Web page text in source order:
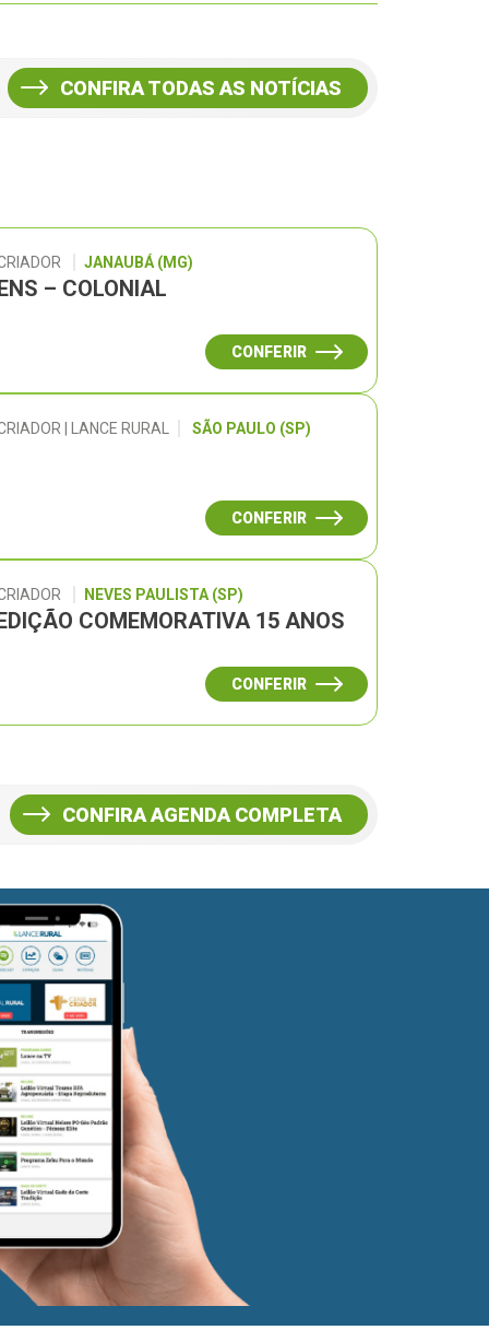
CONFIRA TODAS AS NOTÍCIAS
JANAUBÁ (MG)
– COLONIAL
CONFERIR
| LANCE RURAL SÃO PAULO (SP)
CONFERIR
NEVES PAULISTA (SP)
COMEMORATIVA 15 ANOS
CONFERIR
CONFIRA AGENDA COMPLETA